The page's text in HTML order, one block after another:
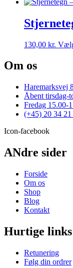
130,00 kr.
Om os
Haremarksvej
Åbent tirsdag-
Fredag 15.00-
(+45) 20 34 21
Icon-facebook
ANdre sider
Forside
Om os
Shop
Blog
Kontakt
Hurtige links
Retunering
Følg din ordrer